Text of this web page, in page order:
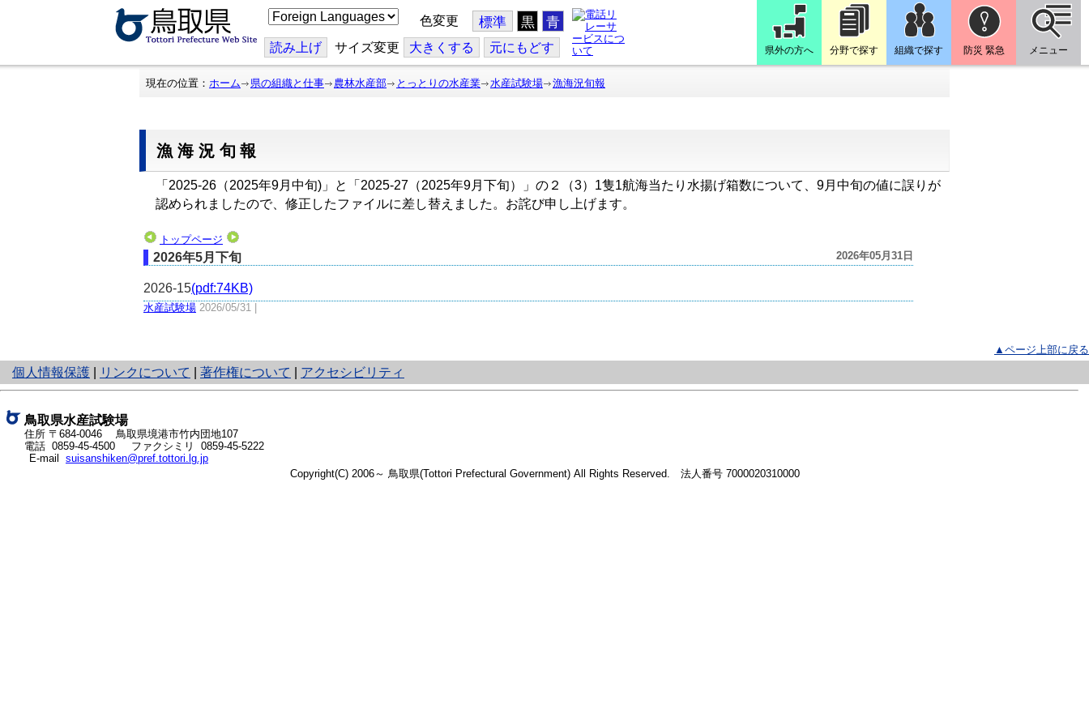
こ
の
ジ
を
翻
色変更 標準 黒 青
読み上げ サイズ変更 大きくする 元にもどす 県外の方へ 分野で探す 組織で探す 防災 緊急 メニュー
現在の位置： ホーム 県の組織と仕事 農林水産部 とっとりの水産業 水産試験場 漁海況旬報
漁海況旬報
「2025-26（2025年9月中旬)」と「2025-27（2025年9月下旬）」の２（3）1隻1航海当たり水揚げ箱数について、9月中旬の値に誤りが
認められましたので、修正したファイルに差し替えました。お詫び申し上げます。
トップページ
2026年05月31日
2026年5月下旬
2026-15(pdf:74KB)
水産試験場 2026/05/31 |
▲ページ上部に戻る
個人情報保護
と
り
ッ
ト
へ
の
リンクについて 著作権について アクセシビリティ
鳥取県水産試験場
住所 〒684-0046
鳥取県境港市竹内団地107
電話 0859-45-4500
ファクシミリ 0859-45-5222
E-mail suisanshiken@pref.tottori.lg.jp
Copyright(C) 2006～ 鳥取県(Tottori Prefectural Government) All Rights Reserved. 法人番号 7000020310000